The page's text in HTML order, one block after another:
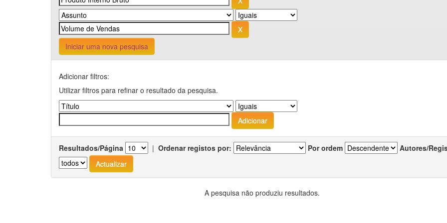
Iniciar uma nova pesquisa
Adicionar filtros:
Utilizar filtros para refinar o resultado da pesquisa.
Resultados/Página | Ordenar registos por: Por ordem Autores/
A pesquisa não produziu resultados.